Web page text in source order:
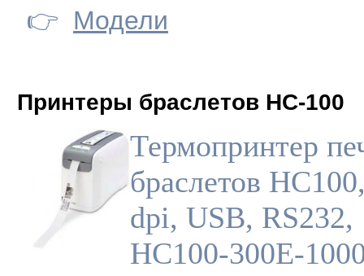
👉 Модели
Принтеры браслетов HC-100
Термопринтер
браслетов
dpi, USB, RS232,
HC100-300E-